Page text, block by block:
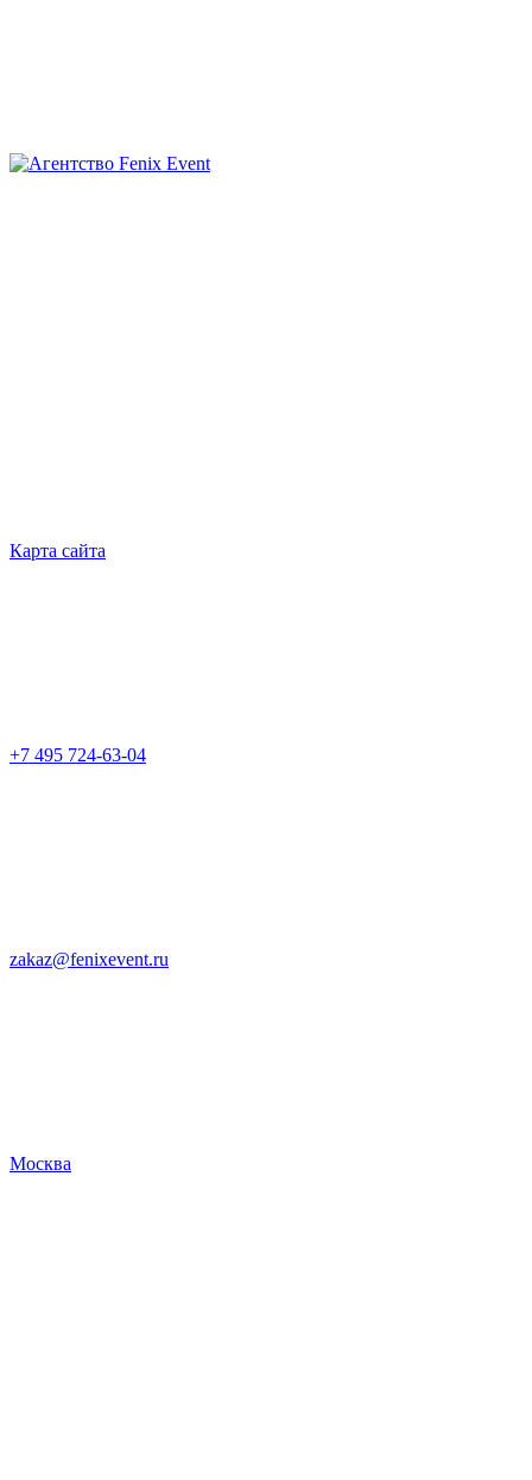
Агентство
Карта сайта
+7 495 724-63-04
zakaz@fenixevent.ru
Москва